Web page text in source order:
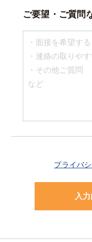
ご要望・ご質問
プライバ
入